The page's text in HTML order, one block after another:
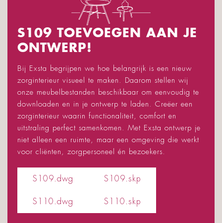
S109 TOEVOEGEN AAN JE
ONTWERP!
Bij Exsta begrijpen we hoe belangrijk is een nieuw
zorginterieur visueel te maken. Daarom stellen wij
onze meubelbestanden beschikbaar om eenvoudig te
downloaden en in je ontwerp te laden. Creëer een
zorginterieur waarin functionaliteit, comfort en
uitstraling perfect samenkomen. Met Exsta ontwerp je
niet alleen een ruimte, maar een omgeving die werkt
voor cliënten, zorgpersoneel én bezoekers.
S109.dwg S109.skp
S110.dwg S110.skp